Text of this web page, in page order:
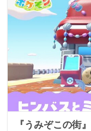
『うみぞこの街